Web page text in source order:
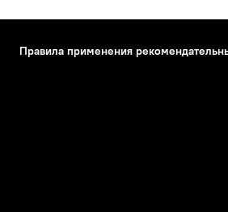
Правила применения